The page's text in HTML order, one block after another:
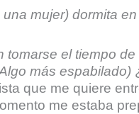
mujer) dormita
tomarse el tiempo
más espabilado)
que me quiere
me estaba